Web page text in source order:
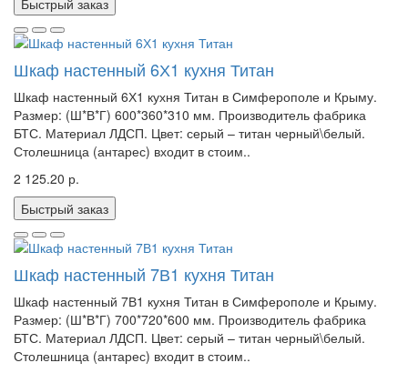
Быстрый заказ
Шкаф настенный 6Х1 кухня Титан
Шкаф настенный 6Х1 кухня Титан в Симферополе и Крыму.
Размер: (Ш*В*Г) 600*360*310 мм. Производитель фабрика
БТС. Материал ЛДСП. Цвет: серый – титан черный\белый.
Столешница (антарес) входит в стоим..
2 125.20 р.
Быстрый заказ
Шкаф настенный 7В1 кухня Титан
Шкаф настенный 7В1 кухня Титан в Симферополе и Крыму.
Размер: (Ш*В*Г) 700*720*600 мм. Производитель фабрика
БТС. Материал ЛДСП. Цвет: серый – титан черный\белый.
Столешница (антарес) входит в стоим..